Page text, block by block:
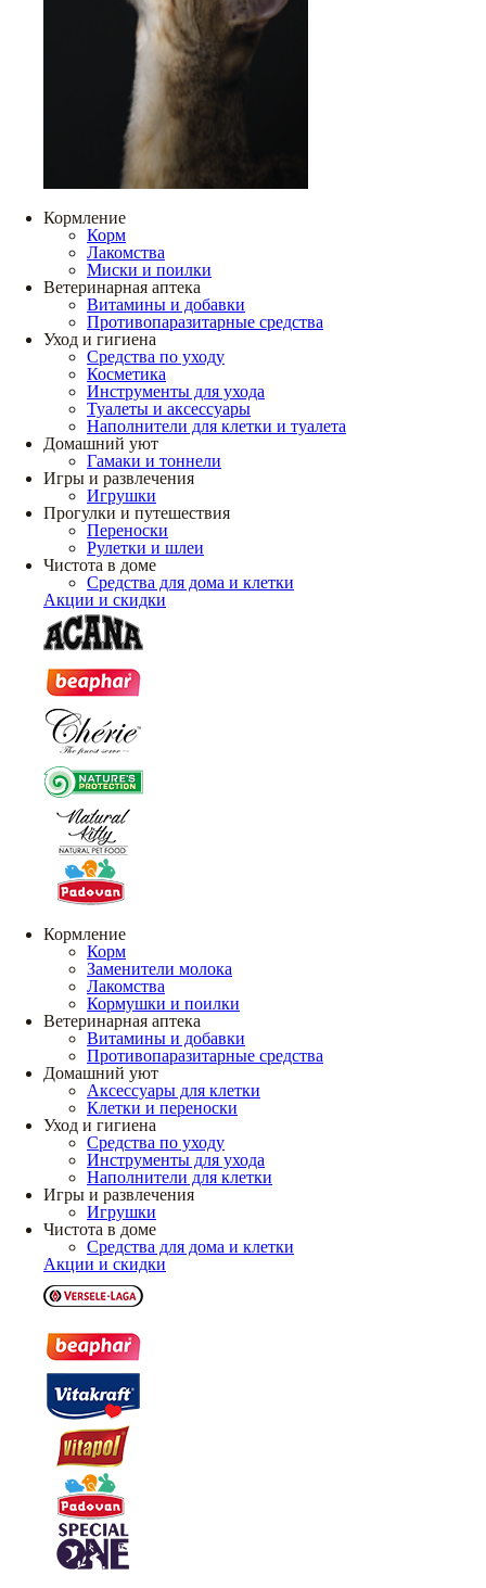
Кормление
Корм
Лакомства
Миски и поилки
Ветеринарная аптека
Витамины и добавки
Противопаразитарные средства
Уход и гигиена
Средства по уходу
Косметика
Инструменты для ухода
Туалеты и аксессуары
Наполнители для клетки и туалета
Домашний уют
Гамаки и тоннели
Игры и развлечения
Игрушки
Прогулки и путешествия
Переноски
Рулетки и шлеи
Чистота в доме
Средства для дома и клетки
Акции и скидки
Кормление
Корм
Заменители молока
Лакомства
Кормушки и поилки
Ветеринарная аптека
Витамины и добавки
Противопаразитарные средства
Домашний уют
Аксессуары для клетки
Клетки и переноски
Уход и гигиена
Средства по уходу
Инструменты для ухода
Наполнители для клетки
Игры и развлечения
Игрушки
Чистота в доме
Средства для дома и клетки
Акции и скидки